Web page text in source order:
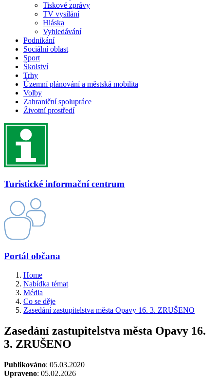
Tiskové zprávy
TV vysílání
Hláska
Vyhledávání
Podnikání
Sociální oblast
Sport
Školství
Trhy
Územní plánování a městská mobilita
Volby
Zahraniční spolupráce
Životní prostředí
Turistické informační centrum
Portál občana
Home
Nabídka témat
Média
Co se děje
Zasedání zastupitelstva města Opavy 16. 3. ZRUŠENO
Zasedání zastupitelstva města Opavy 16.
3. ZRUŠENO
Publikováno: 05.03.2020
Upraveno: 05.02.2026